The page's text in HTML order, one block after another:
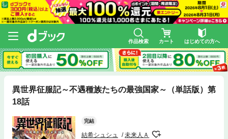
作品検索 カート はじめての方へ
異世界征服記～不遇種族たちの最強国家～（単話版）第
18話
完結
結希シュシュ 未来人Ａ